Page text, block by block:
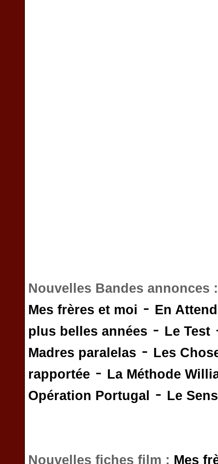
Nouvelles Bandes annonces
Mes frères et moi - En
plus belles années - Le Test
Madres paralelas - Les
rapportée - La Méthode
Opération Portugal
- Le
Nouvelles fiches film : Mes